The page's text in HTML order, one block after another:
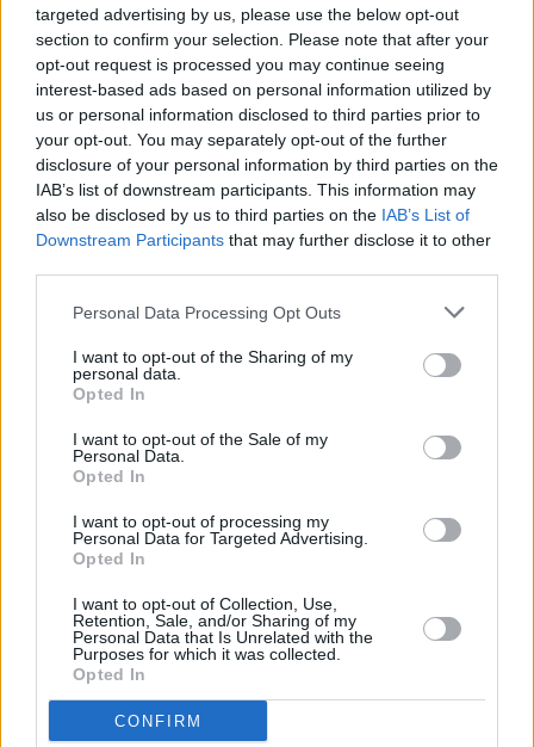
targeted advertising by us, please use the below opt-out
section to confirm your selection. Please note that after your
opt-out request is processed you may continue seeing
interest-based ads based on personal information utilized by
us or personal information disclosed to third parties prior to
your opt-out. You may separately opt-out of the further
disclosure of your personal information by third parties on the
IAB’s list of downstream participants. This information may
also be disclosed by us to third parties on the IAB’s List of
Downstream Participants that may further disclose it to other
Personal Data Processing Opt Outs
I want to opt-out of the Sharing of my
personal data.
Opted In
I want to opt-out of the Sale of my
Personal Data.
Opted In
I want to opt-out of processing my
Personal Data for Targeted Advertising.
Opted In
I want to opt-out of Collection, Use,
Retention, Sale, and/or Sharing of my
Personal Data that Is Unrelated with the
Purposes for which it was collected.
Opted In
CONFIRM
zona muy comprometida, aunque esquivó el hígado y el
bazo y solo se llevó músculos hasta topar con el hueso.
Pudo ser mucho peor.